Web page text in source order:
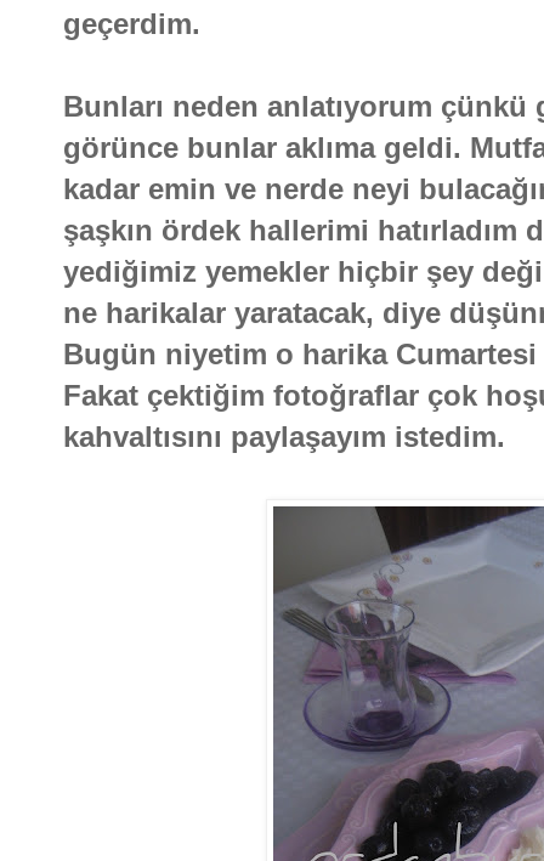
geçerdim.
Bunları neden anlatıyorum
görünce bunlar aklıma geldi.
kadar emin ve nerde neyi
şaşkın ördek hallerimi
yediğimiz yemekler hiçbir şey
ne harikalar yaratacak, diye
Bugün niyetim o harika Cumartesi
Fakat çektiğim fotoğraflar çok
kahvaltısını paylaşayım istedim.